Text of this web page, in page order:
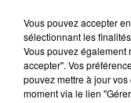
UN JOUR
"GARCON"
Vous pouvez accepter
sélectionnant les
Vous pouvez également
accepter". Vos
pouvez mettre à jour
moment via le lien